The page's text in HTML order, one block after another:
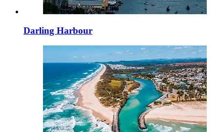
Darling Harbour